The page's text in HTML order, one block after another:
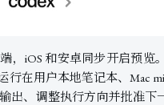
，iOS 和安卓同步开启预
用户本地笔记本、Mac mini
出、调整执行方向并批准